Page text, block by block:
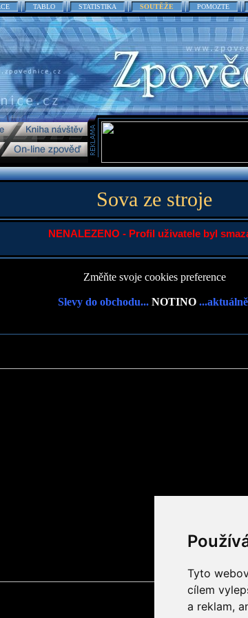
Tyto
cílem
a reklam,
TABLO STATISTIKA SOUTĚŽE POMOZTE
Sova ze stroje
NENALEZENO - Profil uživatele byl
Změňte svoje cookies preference
Slevy do obchodu... NOTINO